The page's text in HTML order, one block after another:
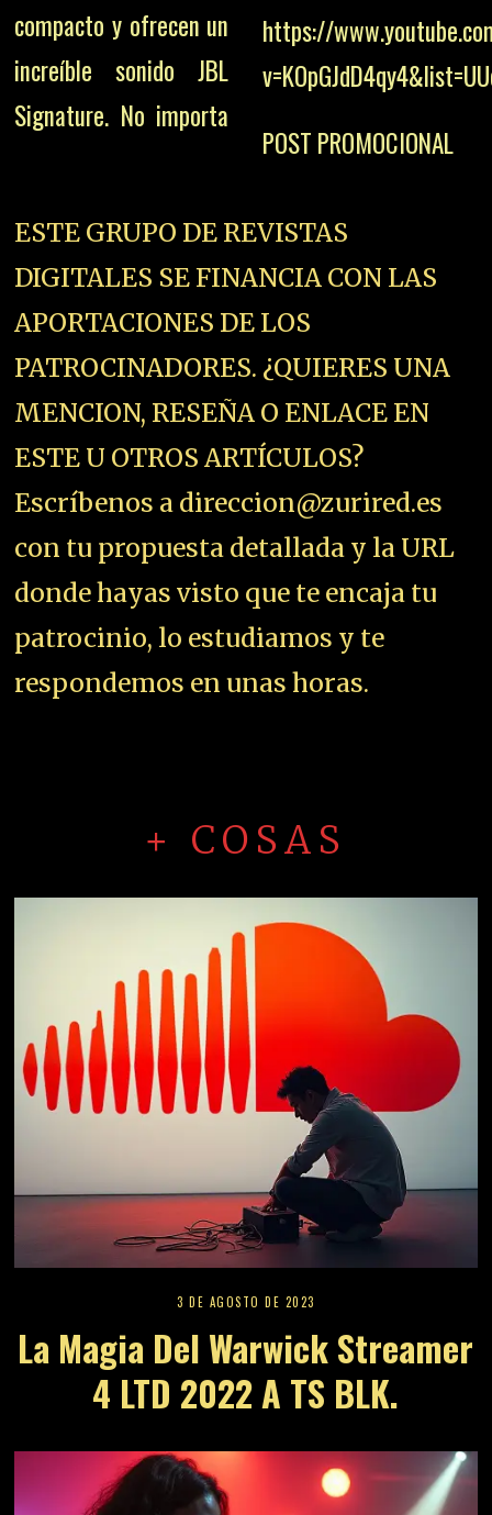
compacto y ofrecen un
increíble sonido JBL
Signature. No importa
https://
POST PROMOCIONAL
ESTE GRUPO DE REVISTAS
DIGITALES SE FINANCIA CON LAS
APORTACIONES DE LOS
PATROCINADORES. ¿QUIERES UNA
MENCION, RESEÑA O ENLACE EN
ESTE U OTROS ARTÍCULOS?
Escríbenos a direccion@zurired.es
con tu propuesta detallada y la URL
donde hayas visto que te encaja tu
patrocinio, lo estudiamos y te
respondemos en unas horas.
+ COSAS
3 DE AGOSTO DE 2023
La Magia Del Warwick Streamer
4 LTD 2022 A TS BLK.